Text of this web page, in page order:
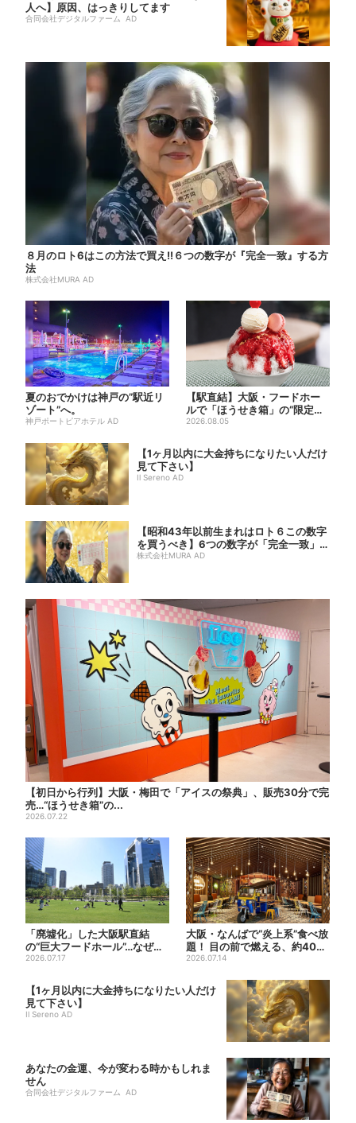
人へ】原因、はっきりしてます
合同会社デジタルファーム AD
８月のロト6はこの方法で買え!!６つの数字が『完全一致』する方
法
株式会社MURA AD
夏のおでかけは神戸の”駅近リ
ゾート”へ。
神戸ポートピアホテル AD
【駅直結】大阪・フードホー
ルで「ほうせき箱」の“限定か
き氷”が復活！過去イベント...
2026.08.05
【1ヶ月以内に大金持ちになりたい人だけ
見て下さい】
Il Sereno AD
【昭和43年以前生まれはロト６この数字
を買うべき】6つの数字が「完全一致」す
る方...
株式会社MURA AD
【初日から行列】大阪・梅田で「アイスの祭典」、販売30分で完
売…“ほうせき箱”の...
2026.07.22
「廃墟化」した大阪駅直結
の“巨大フードホール”…なぜ？
実は、梅田ランチ＆カフェ...
2026.07.17
大阪・なんばで“炎上系”食べ放
題！ 目の前で燃える、約40種
類のランチビュッフェ
2026.07.14
【1ヶ月以内に大金持ちになりたい人だけ
見て下さい】
Il Sereno AD
あなたの金運、今が変わる時かもしれま
せん
合同会社デジタルファーム AD